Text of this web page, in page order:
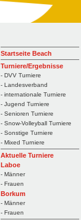
Startseite Beach
Turniere/Ergebnisse
- DVV Turniere
- Landesverband
- internationale Turniere
- Jugend Turniere
- Senioren Turniere
- Snow-Volleyball Turniere
- Sonstige Turniere
- Mixed Turniere
Aktuelle Turniere
Laboe
- Männer
- Frauen
Borkum
- Männer
- Frauen